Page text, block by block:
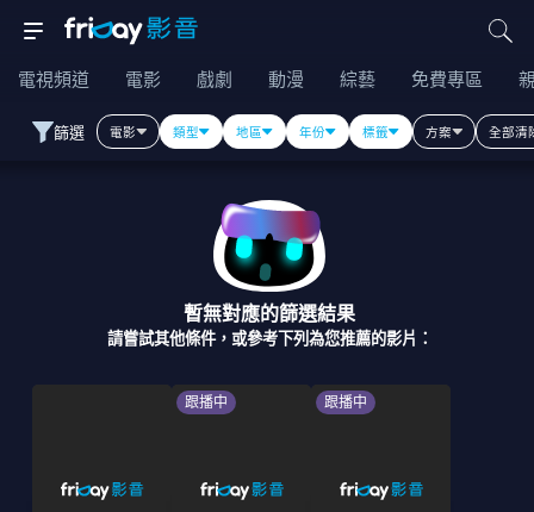
電視頻道 電影 戲劇 動漫 綜藝 免費專區
篩選 電影 類型 地區 年份 標籤 方案 全部清
暫無對應的篩選結果
請嘗試其他條件，或參考下列為您推薦的影片：
跟播中 跟播中